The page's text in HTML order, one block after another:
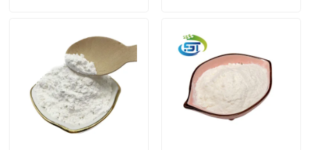
私達に連絡しなさい
引用を要求しなさい